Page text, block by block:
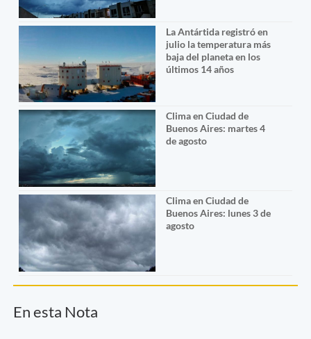
La Antártida registró en
julio la temperatura más
baja del planeta en los
últimos 14 años
Clima en Ciudad de
Buenos Aires: martes 4
de agosto
Clima en Ciudad de
Buenos Aires: lunes 3 de
agosto
En esta Nota